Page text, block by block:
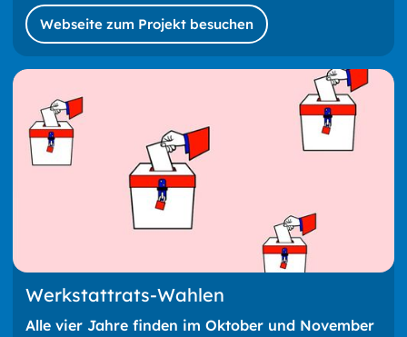
Webseite zum Projekt besuchen
Werkstattrats-Wahlen
Alle vier Jahre finden im Oktober und November